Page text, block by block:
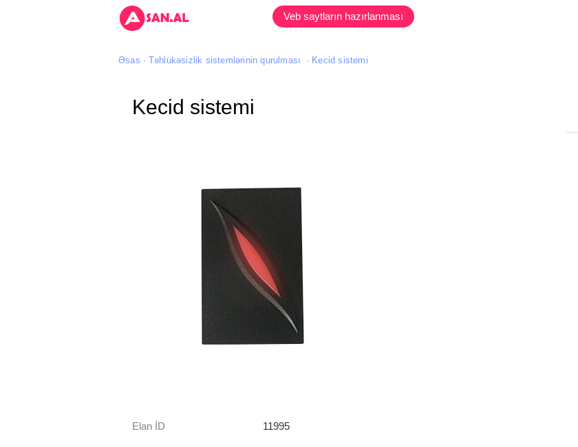
Veb saytların hazırlanması
Əsas Təhlükəsizlik sistemlərinin qurulması Kecid sistemi
Kecid sistemi
Elan İD 11995